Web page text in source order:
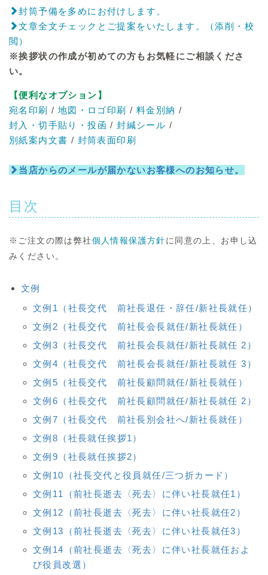
封筒予備を多めにお付けします。
文章全文チェックとご提案をいたします。（添削・校
閲）
※挨拶状の作成が初めての方もお気軽にご相談くださ
い。
【便利なオプション】
宛名印刷 / 地図・ロゴ印刷 / 料金別納 /
封入・切手貼り・投函 /封緘シール /
別紙案内文書 / 封筒表面印刷
当店からのメールが届かないお客様へのお知らせ。
目次
※ご注文の際は弊社個人情報保護方針に同意の上、お申し込
みください。
文例
文例1（社長交代 前社長退任・辞任/新社長就任）
文例2（社長交代 前社長会長就任/新社長就任）
文例3（社長交代 前社長会長就任/新社長就任 2）
文例4（社長交代 前社長会長就任/新社長就任 3）
文例5（社長交代 前社長顧問就任/新社長就任）
文例6（社長交代 前社長顧問就任/新社長就任 2）
文例7（社長交代 前社長別会社へ/新社長就任）
文例8（社長就任挨拶1）
文例9（社長就任挨拶2）
文例10（社長交代と役員就任/三つ折カード）
文例11（前社長逝去〈死去〉に伴い社長就任1）
文例12（前社長逝去〈死去〉に伴い社長就任2）
文例13（前社長逝去〈死去〉に伴い社長就任3）
文例14（前社長逝去〈死去〉に伴い社長就任およ
び役員改選）